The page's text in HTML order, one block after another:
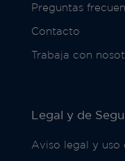
Preguntas
Contacto
Trabaja con
Legal y de
Aviso legal y uso